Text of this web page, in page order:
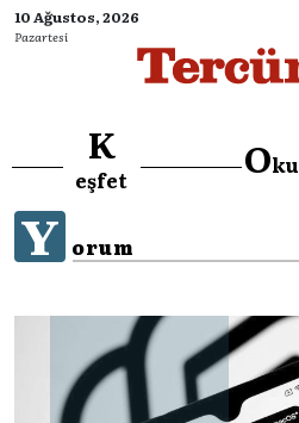
10 Ağustos, 2026
Pazartesi
K
eşfet Oku
Y orum